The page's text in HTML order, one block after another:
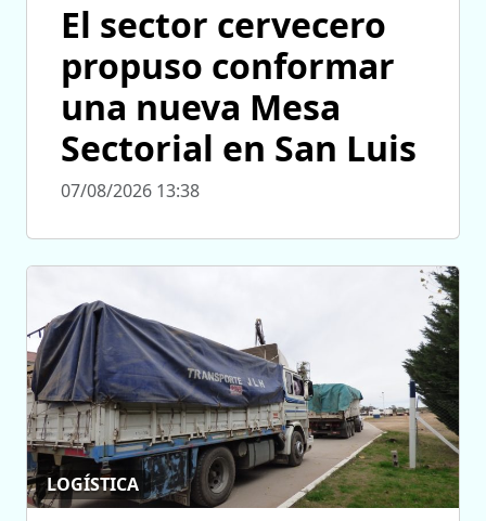
El sector cervecero
propuso conformar
una nueva Mesa
Sectorial en San Luis
07/08/2026 13:38
LOGÍSTICA